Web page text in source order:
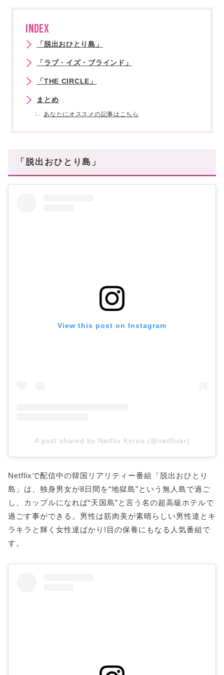
INDEX
「脱出おひとり島」
「ラブ・イズ・ブラインド」
「THE CIRCLE」
まとめ
あなたにオススメの記事はこちら
「脱出おひとり島」
View this post on Instagram
A post shared by Netflix Korea (@netflixkr)
Netflixで配信中の韓国リアリティー番組「脱出おひとり
島」は、独身男女が8日間を“地獄島”という無人島で過ご
し、カップルになれば“天国島”と言う名の超高級ホテルで
過ごす事ができる。男性は筋肉美が素晴らしい男性達とキ
ラキラと輝く女性達ばかり!目の保養にもなる人気番組で
す。